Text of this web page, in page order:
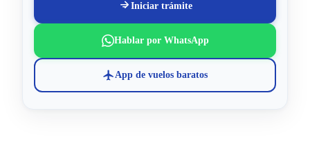
Iniciar trámite
Hablar por WhatsApp
App de vuelos baratos